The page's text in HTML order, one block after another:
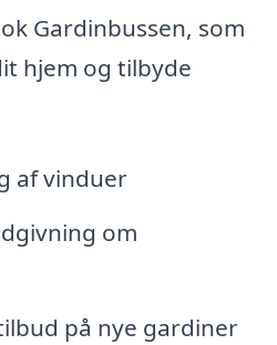
Gardinbussen, som
hjem og tilbyde
af vinduer
om
på nye gardiner